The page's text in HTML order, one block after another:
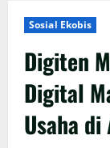
Sosial Ekobis
Digiten
Digital
Usaha